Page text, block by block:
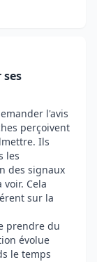
l'avis
perçoivent
Ils
les
des signaux
Cela
sur la
prendre du
évolue
le temps